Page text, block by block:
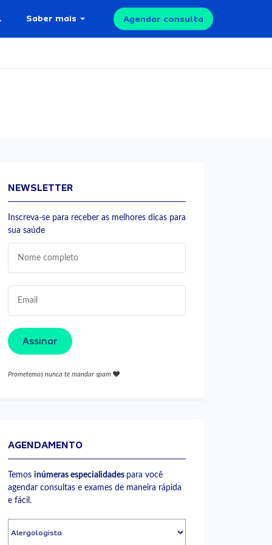
Saber mais Agendar consulta
NEWSLETTER
Inscreva-se para receber as melhores dicas para
sua saúde
Assinar
Prometemos nunca te mandar spam
AGENDAMENTO
Temos inúmeras especialidades para você
agendar consultas e exames de maneira rápida
e fácil.